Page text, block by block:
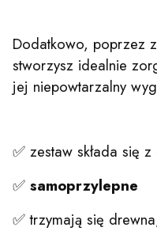
Dodatkowo, poprzez
stworzysz idealnie
jej niepowtarzalny
✅ zestaw składa się z
✅ samoprzylepne
✅ trzymają się